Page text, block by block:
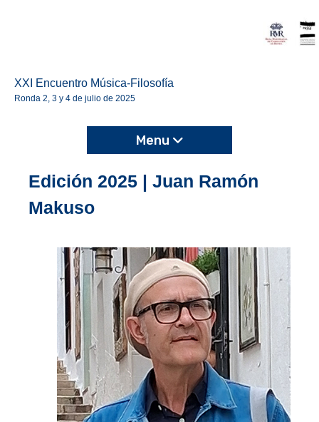
XXI Encuentro Música-Filosofía
Ronda 2, 3 y 4 de julio de 2025
Menu
Edición 2025 | Juan Ramón
Makuso